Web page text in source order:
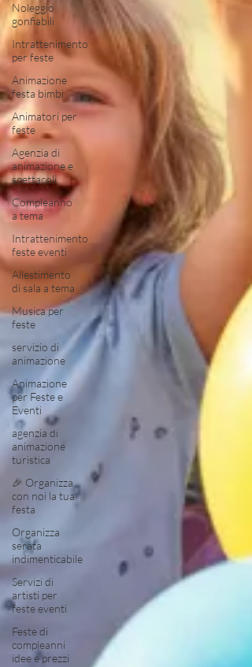
Noleggio
gonfiabili
Intrattenimento
per feste
Animazione
festa bimbi
Animatori per
feste
Agenzia di
animazione e
spettacoli
Compleanno
a tema
Intrattenimento
feste eventi
Allestimento
di sala a tema
Musica per
feste
servizio di
animazione
Animazione
per Feste e
Eventi
agenzia di
animazione
turistica
🎉 Organizza
con noi la tua
festa
Organizza
serata
indimenticabile
Servizi di
artisti per
feste eventi
Feste di
compleanni
idee e prezzi